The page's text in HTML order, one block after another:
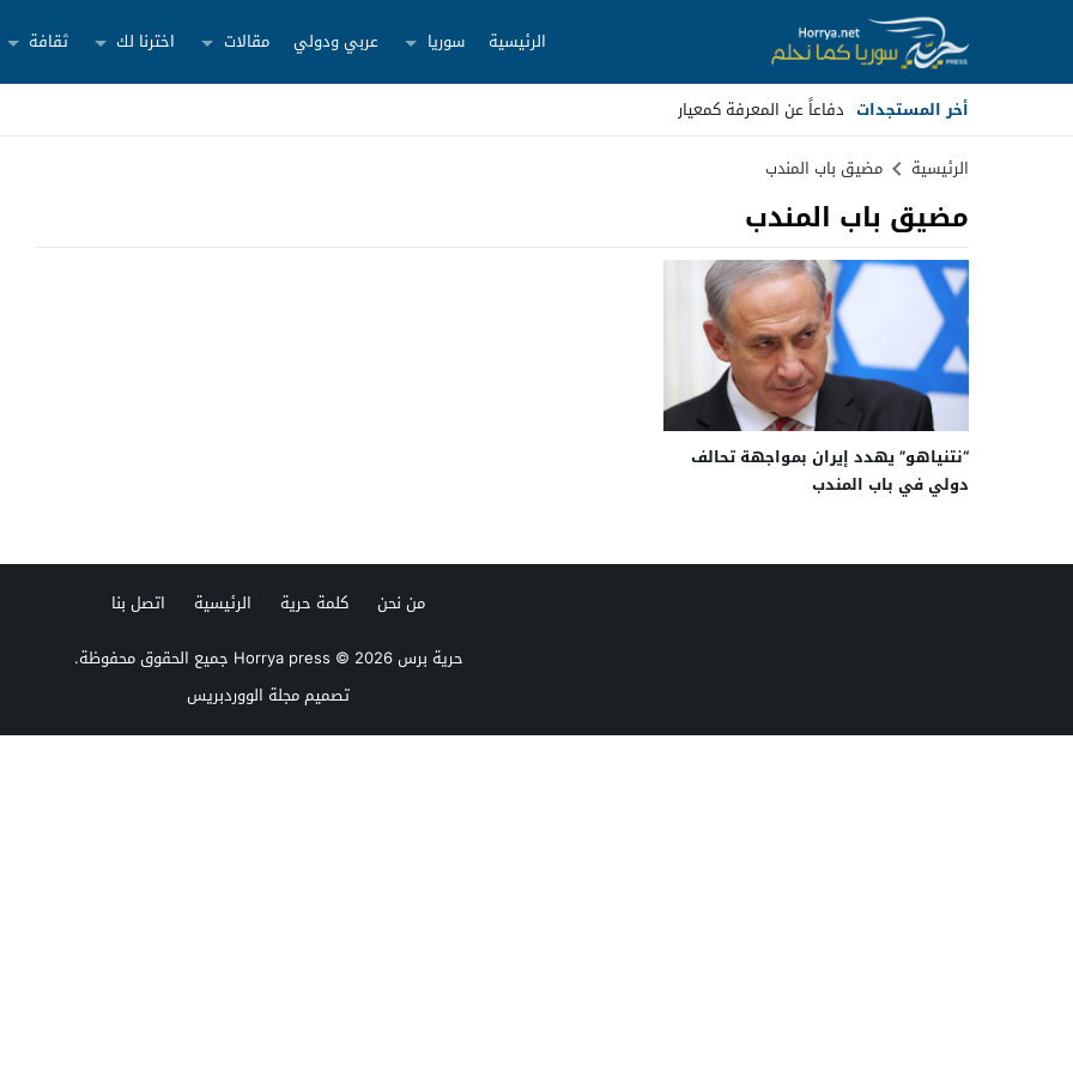
الرئيسية سوريا عربي ودولي مقالات اخترنا لك ثقافة
أخر المستجدات دفاعاً عن المعرفة كمعيار
Stop
Previous
Next
الرئيسية مضيق باب المندب
مضيق باب المندب
“نتنياهو” يهدد إيران بمواجهة تحالف
دولي في باب المندب
من نحن كلمة حرية الرئيسية
اتصل بنا
حرية برس Horrya press© 2026 جميع الحقوق محفوظة.
تصميممجلة الووردبريس